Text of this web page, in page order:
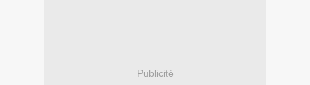
Publicité